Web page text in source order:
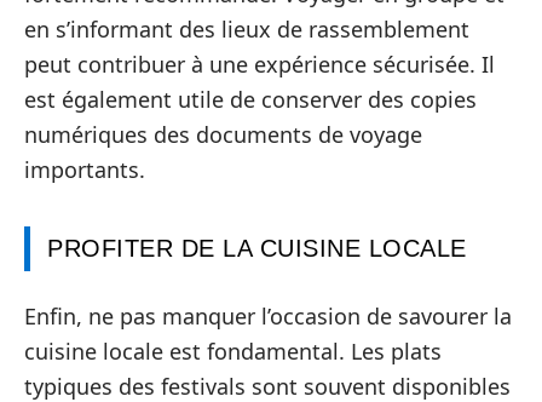
en s’informant des lieux de rassemblement
peut contribuer à une expérience sécurisée. Il
est également utile de conserver des copies
numériques des documents de voyage
importants.
PROFITER DE LA CUISINE LOCALE
Enfin, ne pas manquer l’occasion de savourer la
cuisine locale est fondamental. Les plats
typiques des festivals sont souvent disponibles